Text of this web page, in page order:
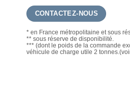
CONTACTEZ-NOUS
* en France métropolitaine et sous
** sous réserve de disponibilité.
*** (dont le poids de la commande
véhicule de charge utile 2